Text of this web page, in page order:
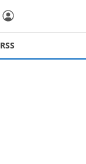
RSS